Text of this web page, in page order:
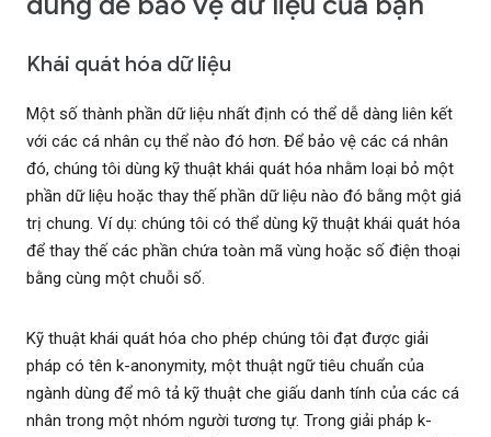
Khái quát hóa dữ liệu
Một số thành phần dữ liệu nhất định có thể dễ dàng liên kết
với các cá nhân cụ thể nào đó hơn. Để bảo vệ các cá nhân
đó, chúng tôi dùng kỹ thuật khái quát hóa nhằm loại bỏ một
phần dữ liệu hoặc thay thế phần dữ liệu nào đó bằng một giá
trị chung. Ví dụ: chúng tôi có thể dùng kỹ thuật khái quát hóa
để thay thế các phần chứa toàn mã vùng hoặc số điện thoại
bằng cùng một chuỗi số.
Kỹ thuật khái quát hóa cho phép chúng tôi đạt được giải
pháp có tên k-anonymity, một thuật ngữ tiêu chuẩn của
ngành dùng để mô tả kỹ thuật che giấu danh tính của các cá
nhân trong một nhóm người tương tự. Trong giải pháp k-